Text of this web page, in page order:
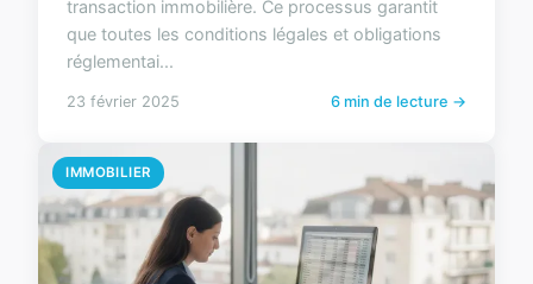
transaction immobilière. Ce processus garantit
que toutes les conditions légales et obligations
réglementai...
23 février 2025 6 min de lecture →
IMMOBILIER